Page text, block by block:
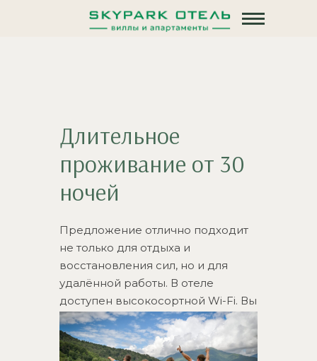
Длительное
проживание от 30
ночей
Предложение отлично подходит
не только для отдыха и
восстановления сил, но и для
удалённой работы. В отеле
доступен высокосортной Wi-Fi. Вы
сможете работать на собственном
балконе с видом на горы, дыша
свежим горным воздухом, или